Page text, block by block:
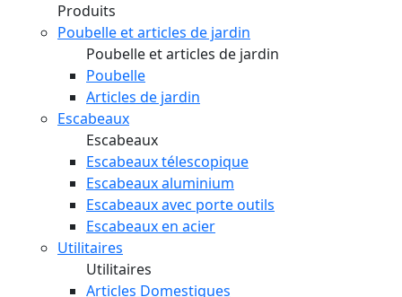
Produits
Poubelle et articles de jardin
Poubelle et articles de jardin
Poubelle
Articles de jardin
Escabeaux
Escabeaux
Escabeaux télescopique
Escabeaux aluminium
Escabeaux avec porte outils
Escabeaux en acier
Utilitaires
Utilitaires
Articles Domestiques